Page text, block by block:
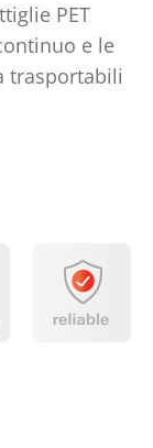
PET
e le
trasportabili